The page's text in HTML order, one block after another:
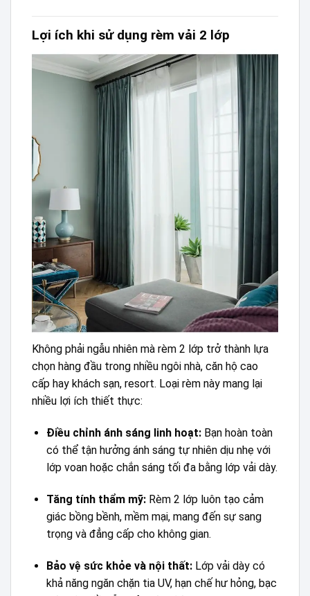
Lợi ích khi sử dụng rèm vải 2 lớp
Không phải ngẫu nhiên mà rèm 2 lớp trở thành lựa
chọn hàng đầu trong nhiều ngôi nhà, căn hộ cao
cấp hay khách sạn, resort. Loại rèm này mang lại
nhiều lợi ích thiết thực:
Điều chỉnh ánh sáng linh hoạt:Bạn hoàn toàn
có thể tận hưởng ánh sáng tự nhiên dịu nhẹ với
lớp voan hoặc chắn sáng tối đa bằng lớp vải dày.
Tăng tính thẩm mỹ:Rèm 2 lớp luôn tạo cảm
giác bồng bềnh, mềm mại, mang đến sự sang
trọng và đẳng cấp cho không gian.
Bảo vệ sức khỏe và nội thất:Lớp vải dày có
khả năng ngăn chặn tia UV, hạn chế hư hỏng, bạc